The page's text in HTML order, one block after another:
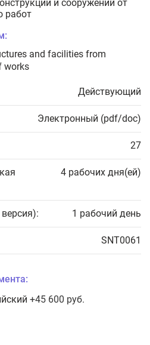
и сооружений от
работ
and facilities from
works
Действующий
Электронный (pdf/doc)
27
4 рабочих дня(ей)
1 рабочий день
SNT0061
+45 600 руб.